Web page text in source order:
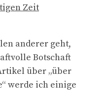
Zeit
anderer geht,
Botschaft
über „über
werde ich einige